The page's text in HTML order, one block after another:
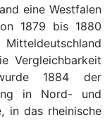
eine Westfalen
1879 bis 1880
Vergleichbarkeit
1884 der
in Nord- und
in das rheinische